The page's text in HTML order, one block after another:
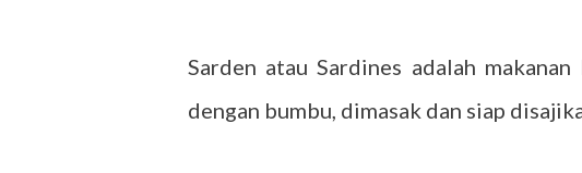
Sarden atau Sardines adalah
dengan bumbu, dimasak dan siap